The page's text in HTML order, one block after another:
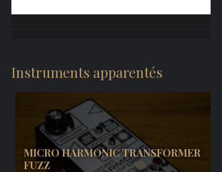
Instruments apparentés
MICRO HARMONIC TRANSFORMER
FUZZ